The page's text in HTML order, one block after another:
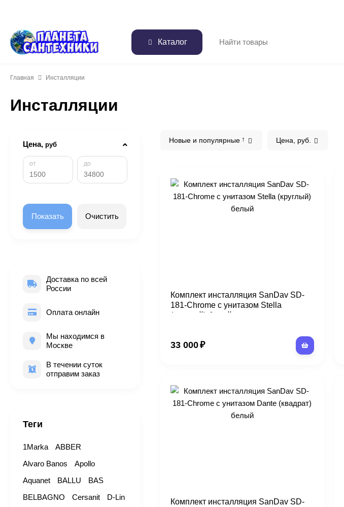
Каталог
Главная Инсталляции
Инсталляции
Новые и популярные Цена, руб.
Комплект инсталляция SanDav SD-
181-Chrome с унитазом Stella
(круглый) белый
33 000₽
Комплект инсталляция SanDav SD-
Цена, руб
от до
Показать Очистить
Доставка по всей
России
Оплата онлайн
Мы находимся в
Москве
В течении суток
отправим заказ
Теги
1Marka
ABBER
Alvaro Banos
Apollo
Aquanet
BALLU
BAS
BELBAGNO
Cersanit
D-Lin